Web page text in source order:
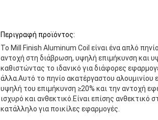
Περιγραφή προϊόντος:
Το Mill Finish Aluminum Coil είναι ένα απλό
αντοχή στη διάβρωση, υψηλή επιμήκυνση και
καθιστώντας το ιδανικό για διάφορες
άλλα.Αυτό το πηνίο ακατέργαστου αλουμινίου
υψηλή του επιμήκυνση ≥20% και την αντοχή
ισχυρό και ανθεκτικό.Είναι επίσης
κατάλληλο για ποικίλες εφαρμογές.